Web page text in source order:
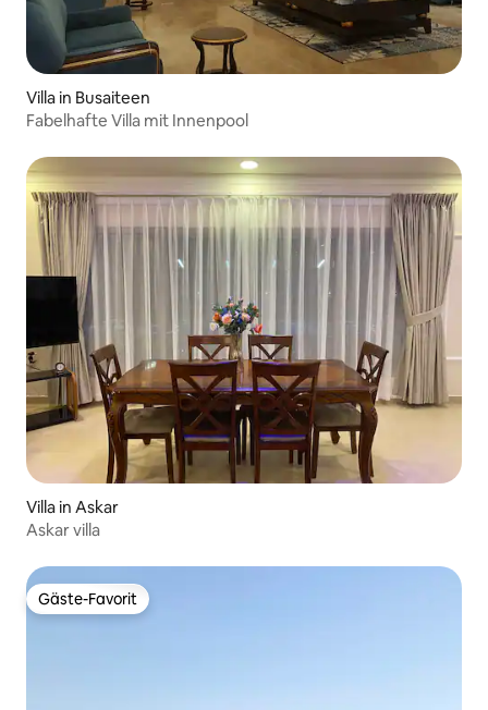
Villa in Busaiteen
Fabelhafte Villa mit Innenpool
Villa in Askar
Askar villa
Gäste-Favorit
Gäste-Favorit